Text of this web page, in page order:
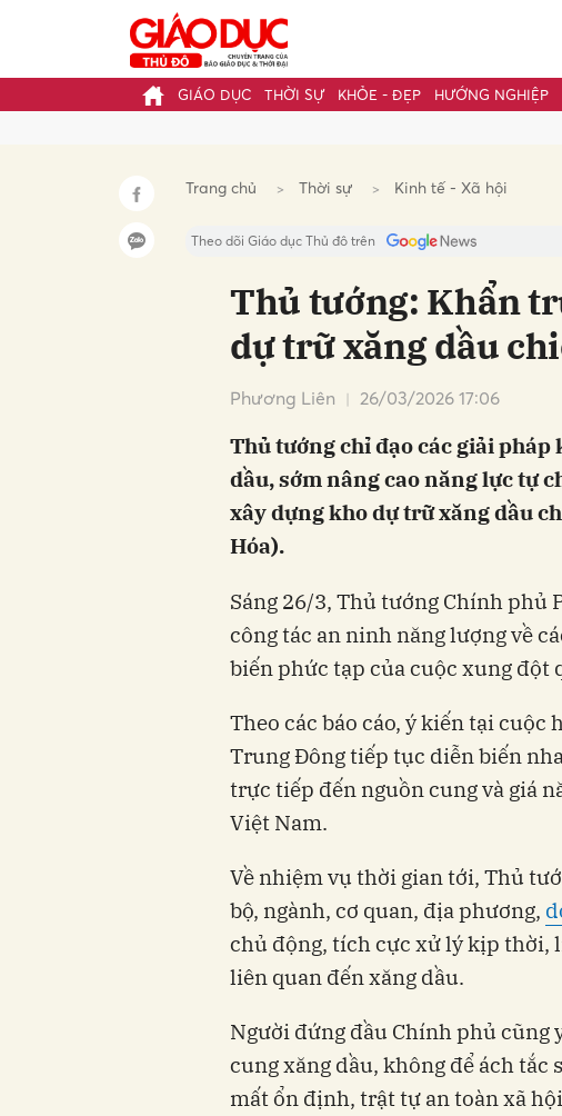
GIÁO DỤC THỜI SỰ KHỎE - ĐẸP HƯỚNG NGHIỆP
Trang chủ Thời sự Kinh tế - Xã hội
Theo dõi Giáo dục Thủ đô trên
Thủ tướng: Khẩn
dự trữ xăng dầu
Phương Liên 26/03/2026 17:06
Thủ tướng chỉ đạo các giải
dầu, sớm nâng cao năng lực tự
xây dựng kho dự trữ xăng dầu
Hóa).
Sáng 26/3, Thủ tướng Chính phủ
công tác an ninh năng lượng về
biến phức tạp của cuộc xung đột
Theo các báo cáo, ý kiến tại
Trung Đông tiếp tục diễn biến
trực tiếp đến nguồn cung và giá
Việt Nam.
Về nhiệm vụ thời gian tới, Thủ
bộ, ngành, cơ quan, địa phương,
chủ động, tích cực xử lý kịp thời,
liên quan đến xăng dầu.
Người đứng đầu Chính phủ cũng
cung xăng dầu, không để ách
mất ổn định, trật tự an toàn xã
Gửi bình